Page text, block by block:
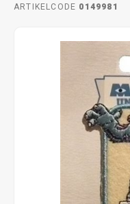
ARTIKELCODE 0149981